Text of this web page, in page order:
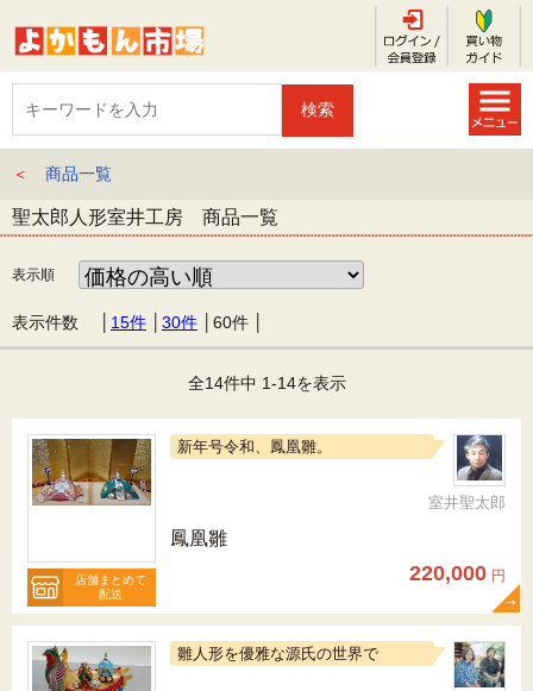
＜ 商品一覧
聖太郎人形室井工房 商品一覧
表示順
表示件数 │ 15件 30件 60件
全14件中 1-14を表示
店舗まとめて
配送
新年号令和、鳳凰雛。
室井聖太郎
鳳凰雛
220,000 円
雛人形を優雅な源氏の世界で